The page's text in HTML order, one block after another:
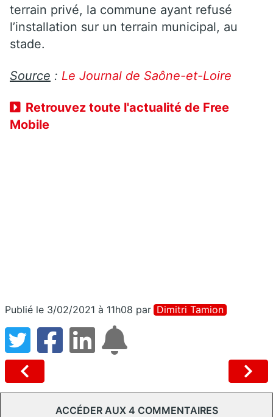
terrain privé, la commune ayant refusé
l’installation sur un terrain municipal, au
stade.
Source : Le Journal de Saône-et-Loire
Retrouvez toute l'actualité de Free
Mobile
Publié le 3/02/2021 à 11h08 par Dimitri Tamion
ACCÉDER AUX 4 COMMENTAIRES